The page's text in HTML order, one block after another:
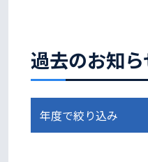
過去のお知ら